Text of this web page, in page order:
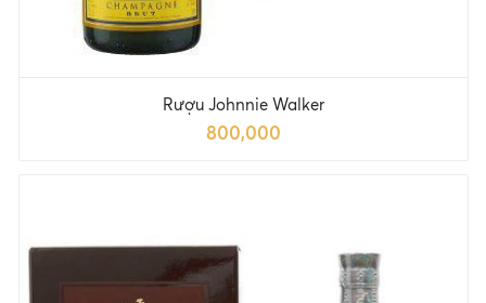
Rượu Johnnie Walker
800,000